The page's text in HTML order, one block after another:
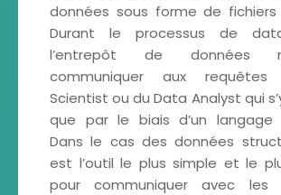
données sous forme de fichiers
Durant le processus de
l’entrepôt de données
communiquer aux
Scientist ou du Data Analyst qui
que par le biais d’un langage
Dans le cas des données
est l’outil le plus simple et le
pour communiquer avec les